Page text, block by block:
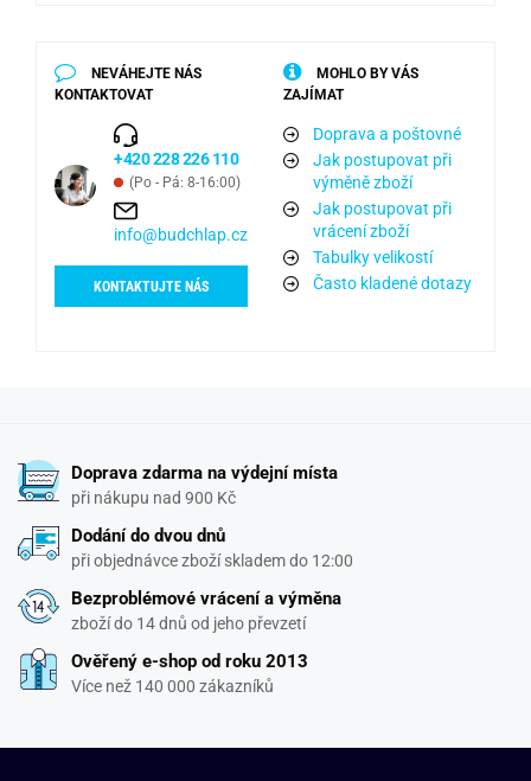
NEVÁHEJTE NÁS
KONTAKTOVAT
+420 228 226 110
(Po - Pá: 8-16:00)
info@budchlap.cz
KONTAKTUJTE NÁS
MOHLO BY VÁS
ZAJÍMAT
Doprava a poštovné
Jak postupovat při
výměně zboží
Jak postupovat při
vrácení zboží
Tabulky velikostí
Často kladené dotazy
Doprava zdarma na výdejní místa
při nákupu nad 900 Kč
Dodání do dvou dnů
při objednávce zboží skladem do 12:00
Bezproblémové vrácení a výměna
zboží do 14 dnů od jeho převzetí
Ověřený e-shop od roku 2013
Více než 140 000 zákazníků